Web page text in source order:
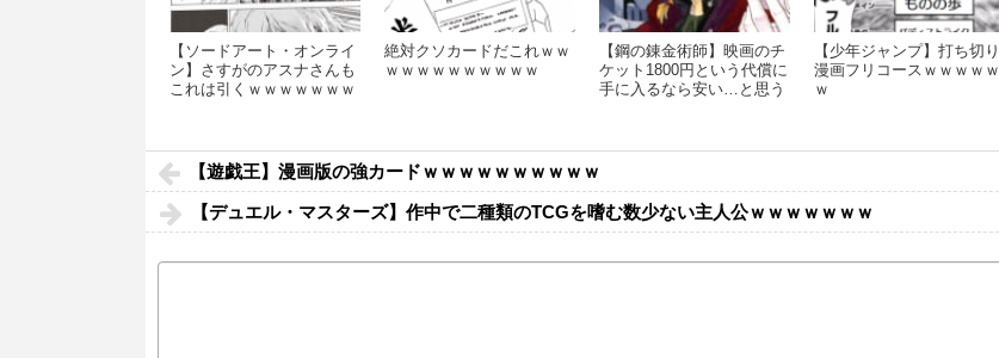
【ソードアート・オンライ
ン】さすがのアスナさんも
これは引くｗｗｗｗｗｗｗ
絶対クソカードだこれｗｗ
ｗｗｗｗｗｗｗｗｗｗ
【鋼の錬金術師】映画のチ
ケット1800円という代償に
手に入るなら安い…と思う
【少年ジャンプ】打ち切り
漫画フリコースｗｗｗｗｗ
ｗ
【遊戯王】漫画版の強カードｗｗｗｗｗｗｗｗｗｗ
【デュエル・マスターズ】作中で二種類のTCGを嗜む数少ない主人公ｗｗｗｗｗｗｗ